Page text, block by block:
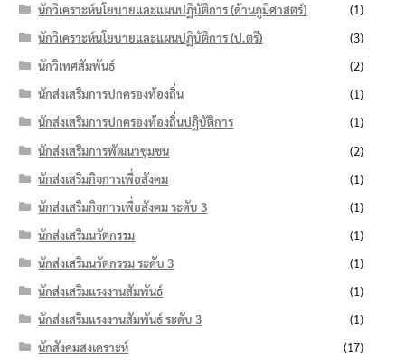
นักวิเคราะห์นโยบายและแผนปฏิบัติการ (ด้านภูมิศาสตร์)
(1)
นักวิเคราะห์นโยบายและแผนปฏิบัติการ (ป.ตรี)
(3)
นักวิเทศสัมพันธ์
(2)
นักส่งเสริมการปกครองท้องถิ่น
(1)
นักส่งเสริมการปกครองท้องถิ่นปฏิบัติการ
(1)
นักส่งเสริมการพัฒนาชุมชน
(2)
นักส่งเสริมกิจการเพื่อสังคม
(1)
นักส่งเสริมกิจการเพื่อสังคม ระดับ 3
(1)
นักส่งเสริมนวัตกรรม
(1)
นักส่งเสริมนวัตกรรม ระดับ 3
(1)
นักส่งเสริมแรงงานสัมพันธ์
(1)
นักส่งเสริมแรงงานสัมพันธ์ ระดับ 3
(1)
นักสังคมสงเคราะห์
(17)